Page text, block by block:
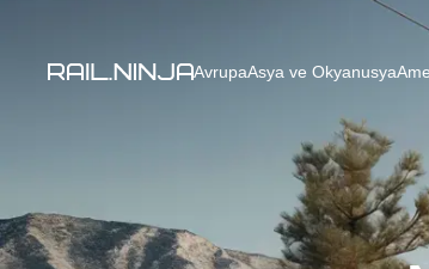
AvrupaAsya ve Okyanusya